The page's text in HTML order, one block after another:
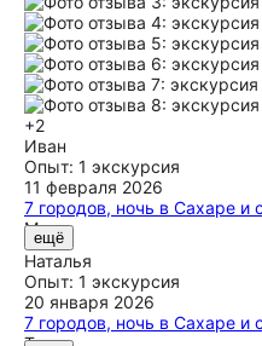
+2
Иван
Опыт: 1 экскурсия
11 февраля 2026
7 городов, ночь в Сахаре и
Марокко оставило просто
разного, каждый день был
сказать спасибо тем, кто
быстро решал любые
ещё
Наталья
Опыт: 1 экскурсия
20 января 2026
7 городов, ночь в Сахаре и